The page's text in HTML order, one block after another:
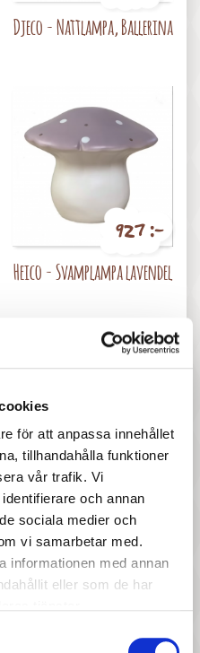
för att anpassa innehållet
tillhandahålla funktioner
vår trafik. Vi
och annan
sociala medier och
vi samarbetar med.
informationen med annan
eller som de har
Djeco - Nattlampa, Ballerina
927 :-
Heico - Svamplampa lavendel
Pris
A little lovely company -
Projektorlampa Unicorn